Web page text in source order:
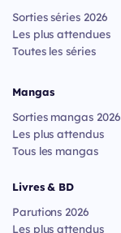
Sorties séries 2026
Les plus attendues
Toutes les séries
Mangas
Sorties mangas 2026
Les plus attendus
Tous les mangas
Livres & BD
Parutions 2026
Les plus attendus